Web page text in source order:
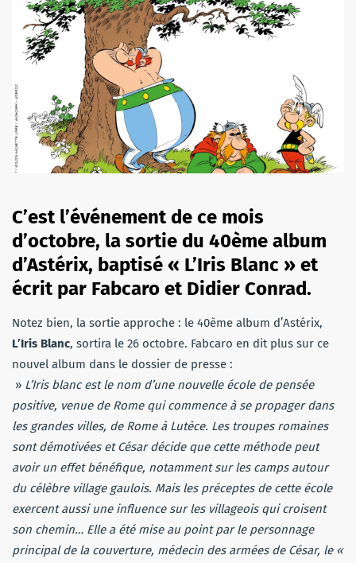
C’est l’événement de ce mois
d’octobre, la sortie du 40ème album
d’Astérix, baptisé « L’Iris Blanc » et
écrit par Fabcaro et Didier Conrad.
Notez bien, la sortie approche : le 40ème album d’Astérix,
L’Iris Blanc, sortira le 26 octobre. Fabcaro en dit plus sur ce
nouvel album dans le dossier de presse :
» L’Iris blanc est le nom d’une nouvelle école de pensée
positive, venue de Rome qui commence à se propager dans
les grandes villes, de Rome à Lutèce. Les troupes romaines
sont démotivées et César décide que cette méthode peut
avoir un effet bénéfique, notamment sur les camps autour
du célèbre village gaulois. Mais les préceptes de cette école
exercent aussi une influence sur les villageois qui croisent
son chemin… Elle a été mise au point par le personnage
principal de la couverture, médecin des armées de César, le «